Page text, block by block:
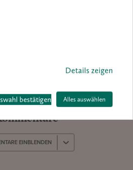
Details zeigen
bestätigen Alles auswählen
– Emscherkunst 2016
bis Herne
von Dienstag bis Sonntag täglich
EINBLENDEN